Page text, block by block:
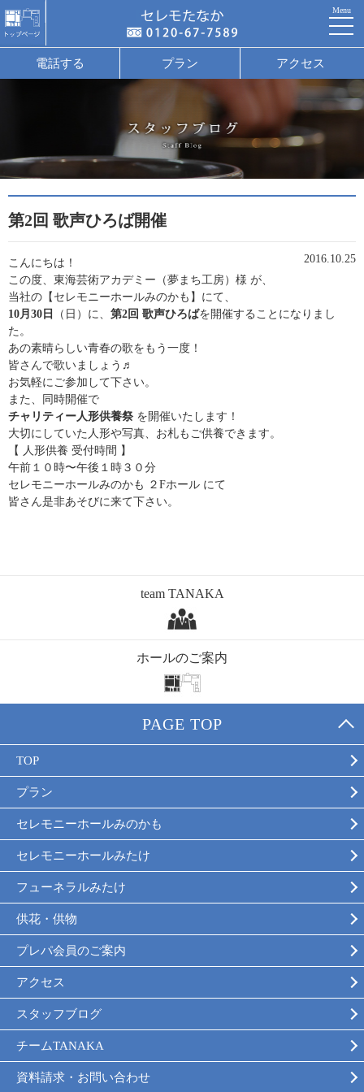
Menu
電話する プラン アクセス
第2回 歌声ひろば開催
2016.10.25
こんにちは！
この度、東海芸術アカデミー（夢まち工房）様 が、
当社の【セレモニーホールみのかも】にて、
10月30日
（日）に、 第2回 歌声ひろばを開催することになりまし
た。
あの素晴らしい青春の歌をもう一度！
皆さんで歌いましょう♬
お気軽にご参加して下さい。
また、同時開催で
チャリティー人形供養祭 を開催いたします！
大切にしていた人形や写真、お札もご供養できます。
【 人形供養 受付時間 】
午前１０時〜午後１時３０分
セレモニーホールみのかも ２Fホール にて
皆さん是非あそびに来て下さい。
team TANAKA
ホールのご案内
PAGE TOP
TOP
プラン
セレモニーホールみのかも
セレモニーホールみたけ
フューネラルみたけ
供花・供物
プレパ会員のご案内
アクセス
スタッフブログ
チームTANAKA
資料請求・お問い合わせ